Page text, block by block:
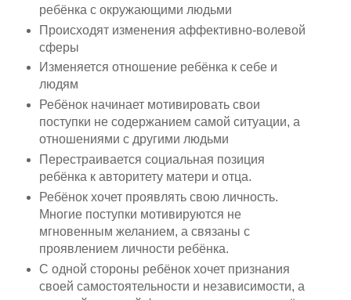
ребёнка с окружающими людьми
Происходят изменения аффективно-волевой
сферы
Изменяется отношение ребёнка к себе и
людям
Ребёнок начинает мотивировать свои
поступки не содержанием самой ситуации, а
отношениями с другими людьми
Перестраивается социальная позиция
ребёнка к авторитету матери и отца.
Ребёнок хочет проявлять свою личность.
Многие поступки мотивируются не
мгновенным желанием, а связаны с
проявлением личности ребёнка.
С одной стороны ребёнок хочет признания
своей самостоятельности и независимости, а